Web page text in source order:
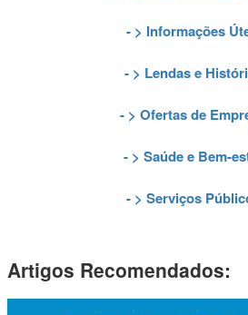
- > Informações
- > Lendas e
- > Ofertas de
- > Saúde e Bem-
- > Serviços
Artigos Recomendados: